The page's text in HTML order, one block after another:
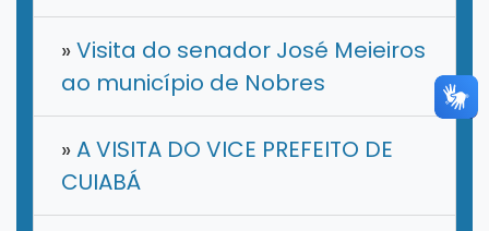
»Visita do senador José Meieiros
ao município de Nobres
»A VISITA DO VICE PREFEITO DE
CUIABÁ